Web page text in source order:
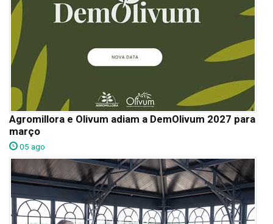
Agromillora e Olivum adiam a DemOlivum 2027 para
março
05 ago